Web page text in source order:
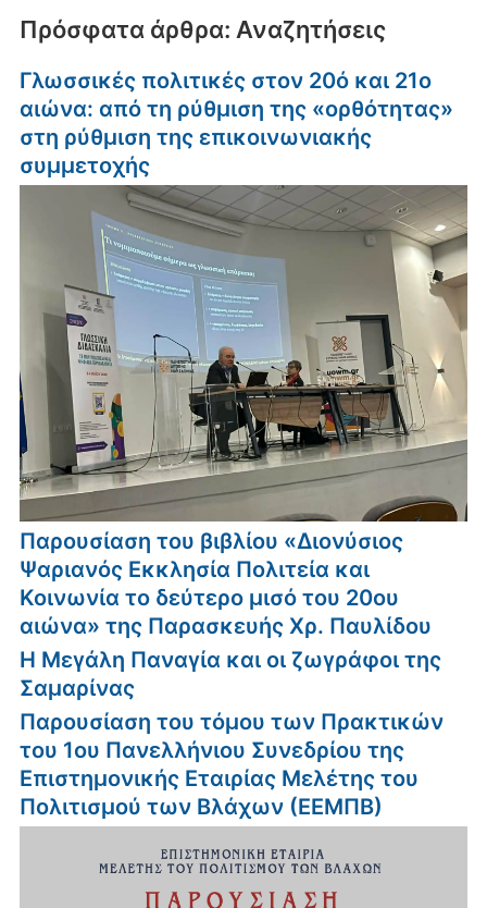
Πρόσφατα άρθρα: Αναζητήσεις
Γλωσσικές πολιτικές στον 20ό και 21ο
αιώνα: από τη ρύθμιση της «ορθότητας»
στη ρύθμιση της επικοινωνιακής
συμμετοχής
Παρουσίαση του βιβλίου «Διονύσιος
Ψαριανός Εκκλησία Πολιτεία και
Κοινωνία το δεύτερο μισό του 20ου
αιώνα» της Παρασκευής Χρ. Παυλίδου
Η Μεγάλη Παναγία και οι ζωγράφοι της
Σαμαρίνας
Παρουσίαση του τόμου των Πρακτικών
του 1ου Πανελλήνιου Συνεδρίου της
Επιστημονικής Εταιρίας Μελέτης του
Πολιτισμού των Βλάχων (ΕΕΜΠΒ)